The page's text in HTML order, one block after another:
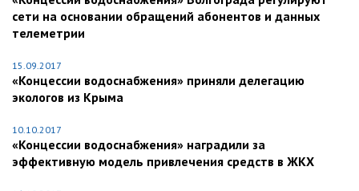
сети на основании обращений абонентов и данных
телеметрии
15.09.2017
«Концессии водоснабжения» приняли делегацию
экологов из Крыма
10.10.2017
«Концессии водоснабжения» наградили за
эффективную модель привлечения средств в ЖКХ